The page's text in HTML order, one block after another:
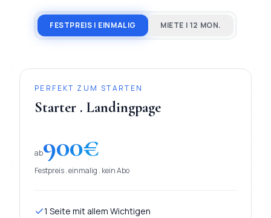
FESTPREIS | EINMALIG MIETE | 12 MON.
PERFEKT ZUM STARTEN
Starter . Landingpage
ab900€
Festpreis . einmalig . kein Abo
1 Seite mit allem Wichtigen